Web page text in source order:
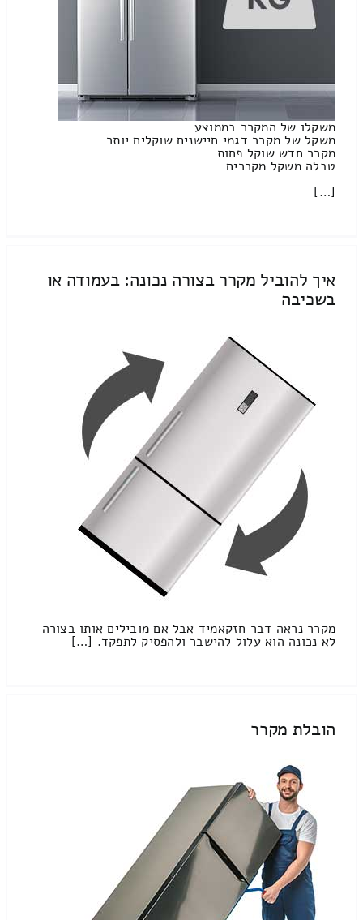
משקלו של המקרר בממוצע
משקל של מקרר דגמי חיישנים שוקלים יותר
מקרר חדש שוקל פחות
טבלה משקל מקררים
[…]
איך להוביל מקרר בצורה נכונה: בעמודה או
בשכיבה
מקרר נראה דבר חזקאמיד אבל אם מובילים אותו בצורה
לא נכונה הוא עלול להישבר ולהפסיק לתפקד. […]
הובלת מקרר